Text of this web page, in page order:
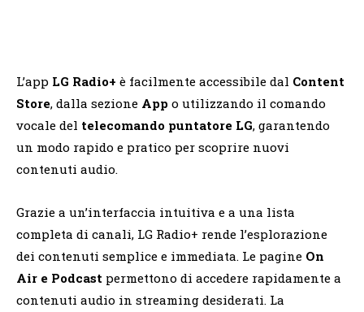
L’app LG Radio+ è facilmente accessibile dal Content
Store, dalla sezione App o utilizzando il comando
vocale del telecomando puntatore LG, garantendo
un modo rapido e pratico per scoprire nuovi
contenuti audio.
Grazie a un’interfaccia intuitiva e a una lista
completa di canali, LG Radio+ rende l’esplorazione
dei contenuti semplice e immediata. Le pagine On
Air e Podcast permettono di accedere rapidamente a
contenuti audio in streaming desiderati. La